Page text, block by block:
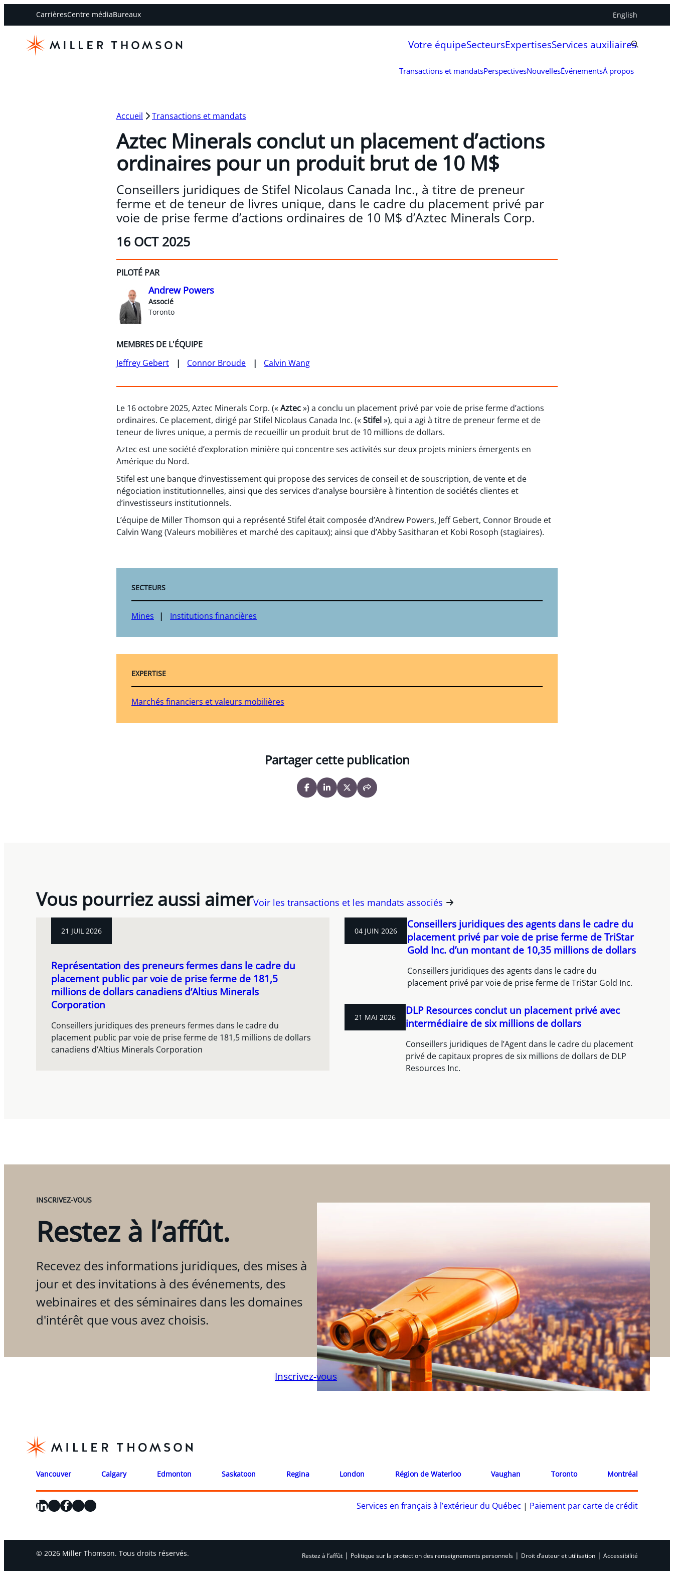
CarrièresCentre médiaBureaux English
Votre équipeSecteursExpertisesServices auxiliaires
Transactions et mandatsPerspectivesNouvellesÉvénementsÀ propos
Accueil Transactions et mandats
Aztec Minerals conclut un placement d’actions
ordinaires pour un produit brut de 10 M$
Conseillers juridiques de Stifel Nicolaus Canada Inc., à titre de preneur
ferme et de teneur de livres unique, dans le cadre du placement privé par
voie de prise ferme d’actions ordinaires de 10 M$ d’Aztec Minerals Corp.
16 OCT 2025
PILOTÉ PAR
Andrew Powers
Associé
Toronto
MEMBRES DE L'ÉQUIPE
Jeffrey Gebert
Connor Broude Calvin Wang
Le 16 octobre 2025, Aztec Minerals Corp. («Aztec») a conclu un placement privé par voie de prise ferme d’actions
ordinaires. Ce placement, dirigé par Stifel Nicolaus Canada Inc. («Stifel»), qui a agi à titre de preneur ferme et de
teneur de livres unique, a permis de recueillir un produit brut de 10 millions de dollars.
Aztec est une société d’exploration minière qui concentre ses activités sur deux projets miniers émergents en
Amérique du Nord.
Stifel est une banque d’investissement qui propose des services de conseil et de souscription, de vente et de
négociation institutionnelles, ainsi que des services d’analyse boursière à l’intention de sociétés clientes et
d’investisseurs institutionnels.
L’équipe de Miller Thomson qui a représenté Stifel était composée d’Andrew Powers, Jeff Gebert, Connor Broude et
Calvin Wang (Valeurs mobilières et marché des capitaux); ainsi que d’Abby Sasitharan et Kobi Rosoph (stagiaires).
SECTEURS
Mines Institutions financières
EXPERTISE
Marchés financiers et valeurs mobilières
Partager cette publication
Vous pourriez aussi aimerVoir les transactions et les mandats associés
21 JUIL 2026
Représentation des preneurs fermes dans le cadre du
placement public par voie de prise ferme de 181,5
millions de dollars canadiens d’Altius Minerals
Corporation
Conseillers juridiques des preneurs fermes dans le cadre du
placement public par voie de prise ferme de 181,5 millions de dollars
canadiens d’Altius Minerals Corporation
04 JUIN 2026
Conseillers juridiques des agents dans le cadre du
placement privé par voie de prise ferme de TriStar
Gold Inc. d’un montant de 10,35 millions de dollars
Conseillers juridiques des agents dans le cadre du
placement privé par voie de prise ferme de TriStar Gold Inc.
21 MAI 2026
DLP Resources conclut un placement privé avec
intermédiaire de six millions de dollars
Conseillers juridiques de l’Agent dans le cadre du placement
privé de capitaux propres de six millions de dollars de DLP
Resources Inc.
INSCRIVEZ-VOUS
Restez à l’affût.
Recevez des informations juridiques, des mises à
jour et des invitations à des événements, des
webinaires et des séminaires dans les domaines
d'intérêt que vous avez choisis.
Inscrivez-vous
Vancouver Calgary Edmonton Saskatoon Regina London Région de Waterloo Vaughan Toronto Montréal
LinkedIn
X Facebook
Instagram
YouTube Services en français à l’extérieur du Québec | Paiement par carte de crédit
© 2026 Miller Thomson. Tous droits réservés. Restez à l’affût | Politique sur la protection des renseignements personnels | Droit d’auteur et utilisation | Accessibilité